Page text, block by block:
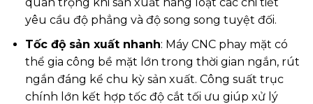
yêu cầu độ phẳng và độ song song tuyệt đối.
Tốc độ sản xuất nhanh: Máy CNC phay mặt có
thể gia công bề mặt lớn trong thời gian ngắn, rút
ngắn đáng kể chu kỳ sản xuất. Công suất trục
chính lớn kết hợp tốc độ cắt tối ưu giúp xử lý